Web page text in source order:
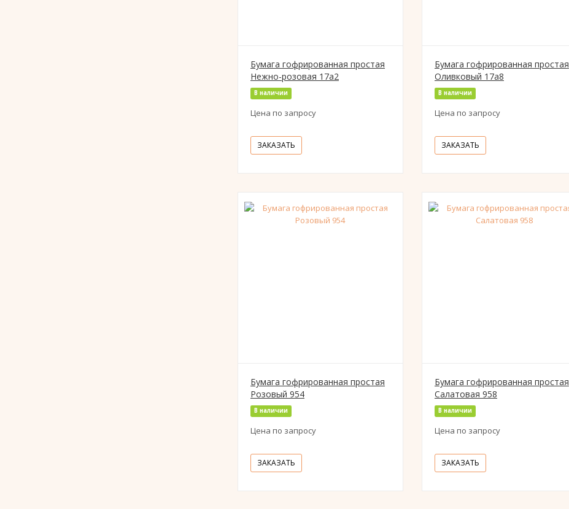
Бумага гофрированная простая
Нежно-розовая 17а2
В наличии
Цена по запросу
ЗАКАЗАТЬ
Бумага гофрированная простая
Оливковый 17а8
В наличии
Цена по запросу
ЗАКАЗАТЬ
Бумага гофрированная простая
Розовый 954
В наличии
Цена по запросу
ЗАКАЗАТЬ
Бумага гофрированная простая
Салатовая 958
В наличии
Цена по запросу
ЗАКАЗАТЬ